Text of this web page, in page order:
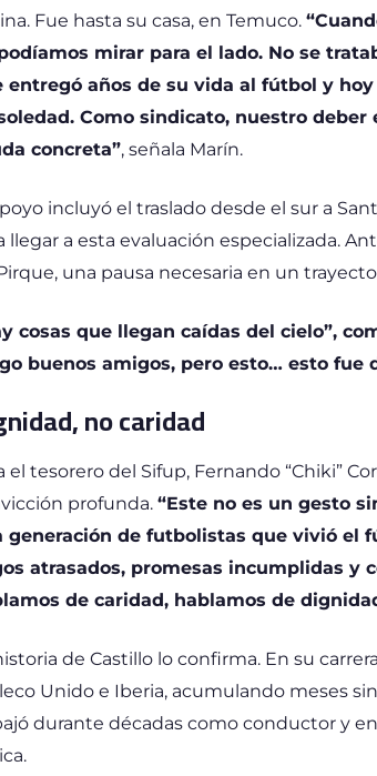
Fue hasta su casa, en Temuco.
mirar para el lado. No se
entregó años de su vida al fútbol y
Como sindicato, nuestro
concreta”, señala Marín.
incluyó el traslado desde el sur a
llegar a esta evaluación especializada.
una pausa necesaria en un
cosas que llegan caídas del cielo”,
buenos amigos, pero esto… esto fue
no caridad
el tesorero del Sifup, Fernando “Chiki”
profunda. “Este no es un gesto
generación de futbolistas que vivió el
atrasados, promesas incumplidas y
de caridad, hablamos de
de Castillo lo confirma. En su
Unido e Iberia, acumulando meses
durante décadas como conductor y